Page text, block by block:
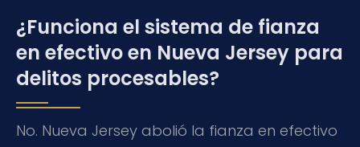
¿Funciona el sistema de fianza
en efectivo en Nueva Jersey para
delitos procesables?
No. Nueva Jersey abolió la fianza en efectivo